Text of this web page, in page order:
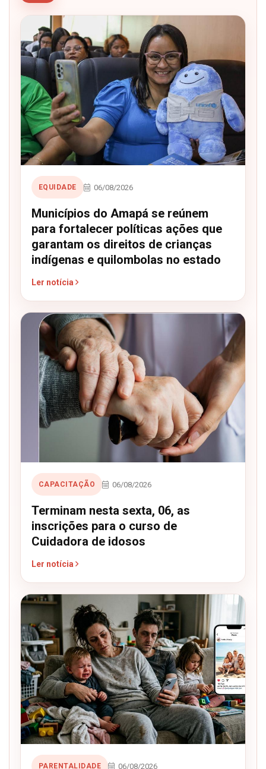
EQUIDADE 06/08/2026
Municípios do Amapá se reúnem
para fortalecer políticas ações que
garantam os direitos de crianças
indígenas e quilombolas no estado
Ler notícia
CAPACITAÇÃO 06/08/2026
Terminam nesta sexta, 06, as
inscrições para o curso de
Cuidadora de idosos
Ler notícia
PARENTALIDADE 06/08/2026